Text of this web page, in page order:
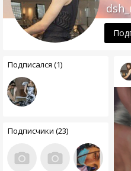
Подписался (1)
Подписчики (23)